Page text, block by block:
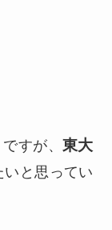
すが、 東大
いと思ってい